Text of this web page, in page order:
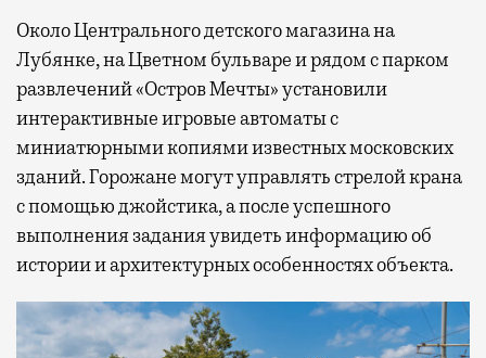
Около Центрального детского магазина на
Лубянке, на Цветном бульваре и рядом с парком
развлечений «Остров Мечты» установили
интерактивные игровые автоматы с
миниатюрными копиями известных московских
зданий. Горожане могут управлять стрелой крана
с помощью джойстика, а после успешного
выполнения задания увидеть информацию об
истории и архитектурных особенностях объекта.